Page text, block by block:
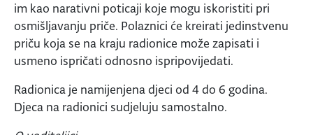
im kao narativni poticaji koje mogu iskoristiti pri
osmišljavanju priče. Polaznici će kreirati jedinstvenu
priču koja se na kraju radionice može zapisati i
usmeno ispričati odnosno ispripovijedati.
Radionica je namijenjena djeci od 4 do 6 godina.
Djeca na radionici sudjeluju samostalno.